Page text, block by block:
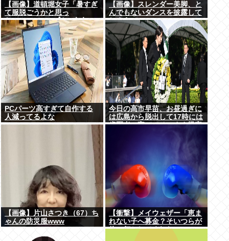
【画像】道頓堀女子「暑すぎ
て服脱ごうかと思っ
た」･･････････ﾊﾟｼｬｯ！！
【画像】スレンダー美脚、と
んでもないダンスを披露して
しまうwww
PCパーツ高すぎて自作する
人減ってるよな
今日の高市早苗、お昼過ぎに
は広島から脱出して17時には
歯医者に寄ってそのまま帰宅
【画像】片山さつき（67）ち
ゃんの防災服www
【衝撃】メイウェザー「恵ま
れない子へ募金？そいつらが
俺に何かしてくれたの